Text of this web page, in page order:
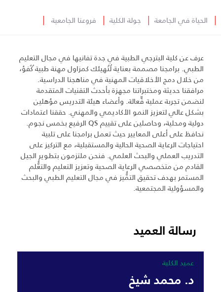
│ الحياة في الجامعة │ جولة الكلية │ فروعنا الجامعية │
عرف عن كلية البترجي الطبية في جدة تفانيها في مجال التعليم
الطبي. برامجنا مصممة بعناية لُتُهيئك كمزاول مهنة طبية ُكُفؤ،
من خلال دمج الأخلاقيات المهنية في مناهجنا الدراسية.
مرافقنا حديثة ومختبراتنا مجهزة بأحدث التقنيات المتقدمة
لنضمن تجربة عملية فّّعالة. وأعضاء هيئة التدريس مؤهلين
بشكل عالي لتعزيز النمو الأكاديمي والمهني. حققنا اعتمادات
دولية ومحلية، وحاصلين على تقييم QS الرفيع بخمس نجوم.
نحافظ على أعلى المعايير حيث تعمل برامجنا على تلبية
احتياجات الرعاية الصحية الحالية والمستقبلية، مع التركيز على
التدريب العملي والبحث العلمي. فنحن ملتزمون بتطوير الجيل
القادم من متخصصي الرعاية الصحية وتعزيز التعليم والتعُُّلم
المستمر بهدف تحقيق التمُُّيز في مجال التعليم الطبي والبحث
والمسؤولية المجتمعية.
رسالة العميد
عميد الكلية
د. محمد شيخ